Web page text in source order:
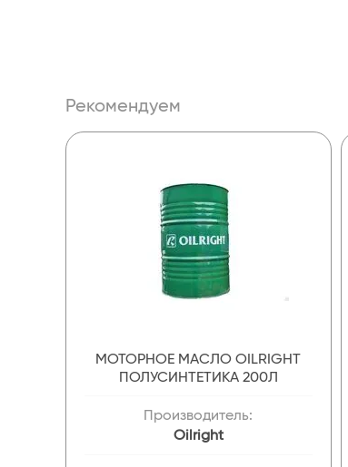
Рекомендуем
МОТОРНОЕ МАСЛО OILRIGHT
ПОЛУСИНТЕТИКА 200Л
Производитель:
Oilright